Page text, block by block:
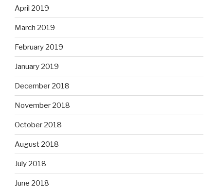
April 2019
March 2019
February 2019
January 2019
December 2018
November 2018
October 2018
August 2018
July 2018
June 2018